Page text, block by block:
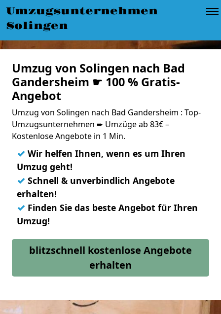
Umzugsunternehmen
Solingen
Umzug von Solingen nach Bad
Gandersheim ☛ 100 % Gratis-
Angebot
Umzug von Solingen nach Bad Gandersheim : Top-
Umzugsunternehmen ➨ Umzüge ab 83€ –
Kostenlose Angebote in 1 Min.
✓ Wir helfen Ihnen, wenn es um Ihren
Umzug geht!
✓ Schnell & unverbindlich Angebote
erhalten!
✓ Finden Sie das beste Angebot für Ihren
Umzug!
blitzschnell kostenlose Angebote
erhalten